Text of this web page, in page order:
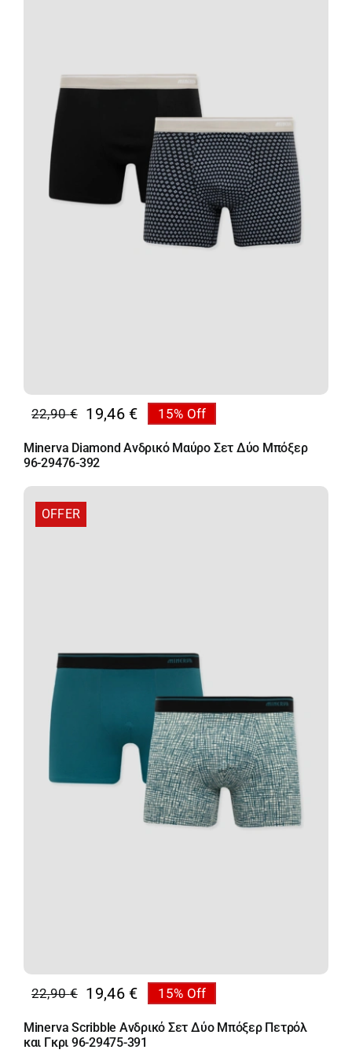
22,90€
Original
price
was:
19,46 €
Η
τρέχουσα
τιμή
19,46 €.
15% Off
Minerva Diamond Ανδρικό Μαύρο Σετ Δύο Μπόξερ
96-29476-392
OFFER
22,90€
Original
price
was:
19,46 €
Η
τρέχουσα
τιμή
15% Off
Minerva Scribble Ανδρικό Σετ Δύο Μπόξερ Πετρόλ
και Γκρι 96-29475-391